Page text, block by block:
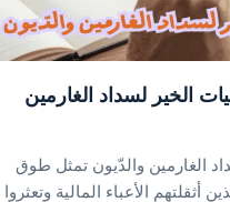
الخير لسداد الغارمين
الغارمين والدّيون تمثل طوق
أثقلتهم الأعباء المالية وتعثروا